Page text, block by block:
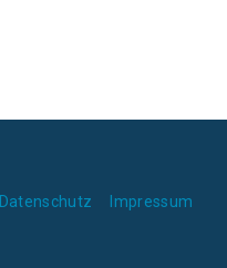
Datenschutz
Impressum